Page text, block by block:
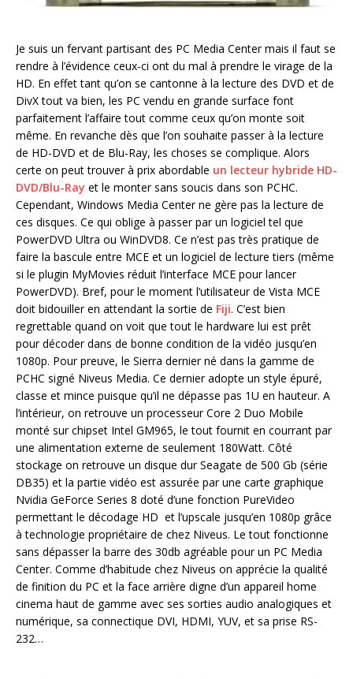
Je suis un fervant partisant des PC Media Center mais il faut se
rendre à l’évidence ceux-ci ont du mal à prendre le virage de la
HD. En effet tant qu’on se cantonne à la lecture des DVD et de
DivX tout va bien, les PC vendu en grande surface font
parfaitement l’affaire tout comme ceux qu’on monte soit
même. En revanche dès que l’on souhaite passer à la lecture
de HD-DVD et de Blu-Ray, les choses se complique. Alors
certe on peut trouver à prix abordable un lecteur hybride HD-
DVD/Blu-Ray et le monter sans soucis dans son PCHC.
Cependant, Windows Media Center ne gère pas la lecture de
ces disques. Ce qui oblige à passer par un logiciel tel que
PowerDVD Ultra ou WinDVD8. Ce n’est pas très pratique de
faire la bascule entre MCE et un logiciel de lecture tiers (même
si le plugin MyMovies réduit l’interface MCE pour lancer
PowerDVD). Bref, pour le moment l’utilisateur de Vista MCE
doit bidouiller en attendant la sortie de Fiji. C’est bien
regrettable quand on voit que tout le hardware lui est prêt
pour décoder dans de bonne condition de la vidéo jusqu’en
1080p. Pour preuve, le Sierra dernier né dans la gamme de
PCHC signé Niveus Media. Ce dernier adopte un style épuré,
classe et mince puisque qu’il ne dépasse pas 1U en hauteur. A
l’intérieur, on retrouve un processeur Core 2 Duo Mobile
monté sur chipset Intel GM965, le tout fournit en courrant par
une alimentation externe de seulement 180Watt. Côté
stockage on retrouve un disque dur Seagate de 500 Gb (série
DB35) et la partie vidéo est assurée par une carte graphique
Nvidia GeForce Series 8 doté d’une fonction PureVideo
permettant le décodage HD et l’upscale jusqu’en 1080p grâce
à technologie propriétaire de chez Niveus. Le tout fonctionne
sans dépasser la barre des 30db agréable pour un PC Media
Center. Comme d’habitude chez Niveus on apprécie la qualité
de finition du PC et la face arrière digne d’un appareil home
cinema haut de gamme avec ses sorties audio analogiques et
numérique, sa connectique DVI, HDMI, YUV, et sa prise RS-
232…